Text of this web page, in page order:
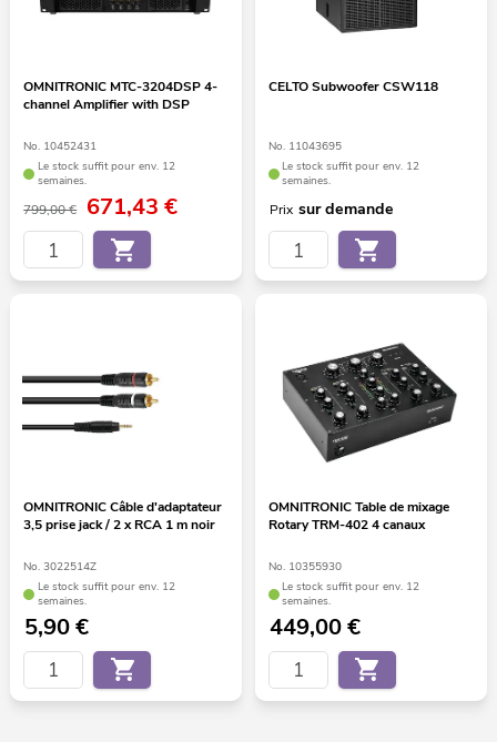
OMNITRONIC MTC-3204DSP 4-
channel Amplifier with DSP
No. 10452431
Le stock suffit pour env. 12
semaines.
799,00 € 671,43€
CELTO Subwoofer CSW118
No. 11043695
Le stock suffit pour env. 12
semaines.
Prix sur demande
OMNITRONIC Câble d'adaptateur
3,5 prise jack / 2 x RCA 1 m noir
No. 3022514Z
Le stock suffit pour env. 12
semaines.
5,90€
OMNITRONIC Table de mixage
Rotary TRM-402 4 canaux
No. 10355930
Le stock suffit pour env. 12
semaines.
449,00€